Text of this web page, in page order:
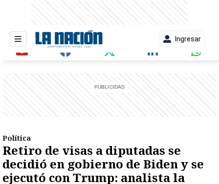
Ingresar
Política
Retiro de visas a diputadas se
decidió en gobierno de Biden y se
ejecutó con Trump: analista la